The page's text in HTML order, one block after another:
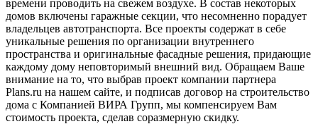
времени проводить на свежем воздухе. В состав некоторых
домов включены гаражные секции, что несомненно порадует
владельцев автотранспорта. Все проекты содержат в себе
уникальные решения по организации внутреннего
пространства и оригинальные фасадные решения, придающие
каждому дому неповторимый внешний вид. Обращаем Ваше
внимание на то, что выбрав проект компании партнера
Plans.ru на нашем сайте, и подписав договор на строительство
дома с Компанией ВИРА Групп, мы компенсируем Вам
стоимость проекта, сделав соразмерную скидку.